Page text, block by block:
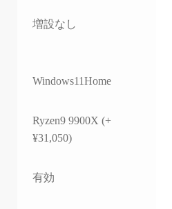
増設なし
Windows11Home
Ryzen9 9900X (+
¥31,050)
有効